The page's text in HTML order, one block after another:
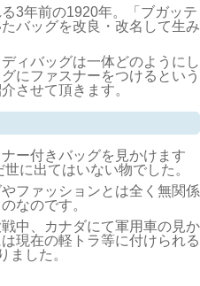
3年前の1920年。「ブガッテ
バッグを改良・改名して生み
ィバッグは一体どのようにし
にファスナーをつけるという
させて頂きます。
ー付きバッグを見かけます
に出てはいない物でした。
ファッションとは全く無関係
なのです。
中、カナダにて軍用車の見か
現在の軽トラ等に付けられる
ました。